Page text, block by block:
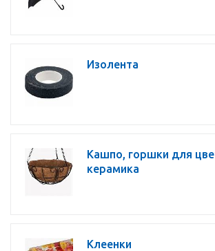
Изолента
Кашпо, горшки для
керамика
Клеенки